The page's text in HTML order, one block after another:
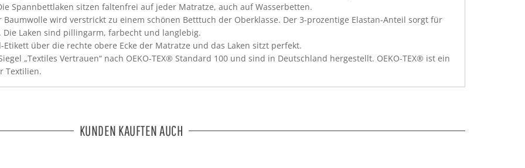
Spannbettlaken sitzen faltenfrei auf jeder Matratze, auch auf Wasserbetten.
wird verstrickt zu einem schönen Betttuch der Oberklasse. Der 3-prozentige Elastan-Anteil sorgt für
Laken sind pillingarm, farbecht und langlebig.
Etikett über die rechte obere Ecke der Matratze und das Laken sitzt perfekt.
„Textiles Vertrauen“ nach OEKO-TEX® Standard 100 und sind in Deutschland hergestellt. OEKO-TEX® ist ein
Textilien.
KUNDEN KAUFTEN AUCH